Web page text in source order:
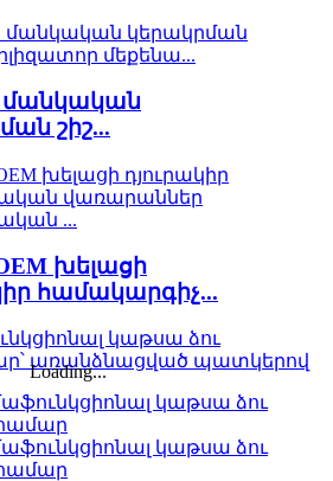
մանկական
շիշ...
խելացի
համակարգիչ...
Loading...